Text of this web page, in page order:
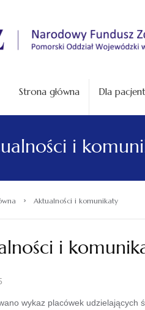
Strona główna Dla
i
› Aktualności i komunikaty
i
wykaz placówek udzielających